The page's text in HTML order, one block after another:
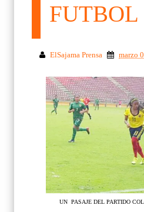
FUTBOL
ElSajama Prensa marzo
UN PASAJE DEL PARTIDO